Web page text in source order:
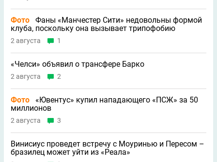
Фото
Фаны «Манчестер Сити» недовольны формой
клуба, поскольку она вызывает трипофобию
2 августа 1
«Челси» объявил о трансфере Барко
2 августа 2
Фото
«Ювентус» купил нападающего «ПСЖ» за 50
миллионов
2 августа 3
Винисиус проведет встречу с Моуринью и Пересом –
бразилец может уйти из «Реала»